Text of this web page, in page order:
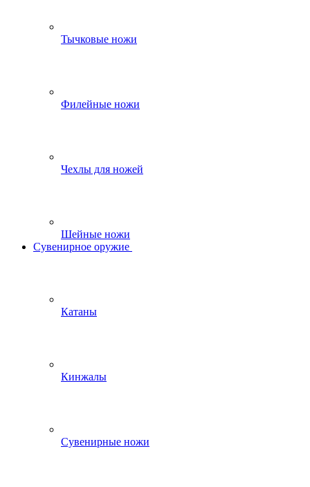
Тычковые ножи
Филейные ножи
Чехлы для ножей
Шейные ножи
Сувенирное оружие
Катаны
Кинжалы
Сувенирные ножи